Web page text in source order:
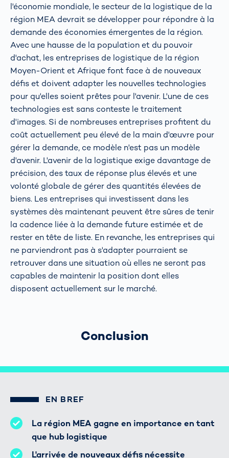
l'économie mondiale, le secteur de la logistique de la
région MEA devrait se développer pour répondre à la
demande des économies émergentes de la région.
Avec une hausse de la population et du pouvoir
d'achat, les entreprises de logistique de la région
Moyen-Orient et Afrique font face à de nouveaux
défis et doivent adapter les nouvelles technologies
pour qu'elles soient prêtes pour l'avenir. L'une de ces
technologies est sans conteste le traitement
d'images. Si de nombreuses entreprises profitent du
coût actuellement peu élevé de la main d'œuvre pour
gérer la demande, ce modèle n'est pas un modèle
d'avenir. L'avenir de la logistique exige davantage de
précision, des taux de réponse plus élevés et une
volonté globale de gérer des quantités élevées de
biens. Les entreprises qui investissent dans les
systèmes dès maintenant peuvent être sûres de tenir
la cadence liée à la demande future estimée et de
rester en tête de liste. En revanche, les entreprises qui
ne parviendront pas à s'adapter pourraient se
retrouver dans une situation où elles ne seront pas
capables de maintenir la position dont elles
disposent actuellement sur le marché.
Conclusion
EN BREF
La région MEA gagne en importance en tant
que hub logistique
L'arrivée de nouveaux défis nécessite